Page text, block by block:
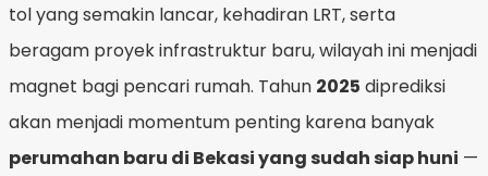
tol yang semakin lancar, kehadiran LRT, serta
beragam proyek infrastruktur baru, wilayah ini menjadi
magnet bagi pencari rumah. Tahun 2025 diprediksi
akan menjadi momentum penting karena banyak
perumahan baru di Bekasi yang sudah siap huni —